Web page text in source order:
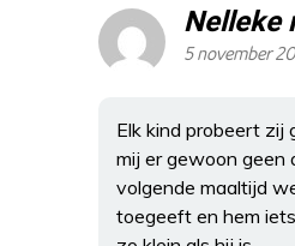
Nelleke
5 november
Elk kind probeert zij
mij er gewoon geen
volgende maaltijd
toegeeft en hem